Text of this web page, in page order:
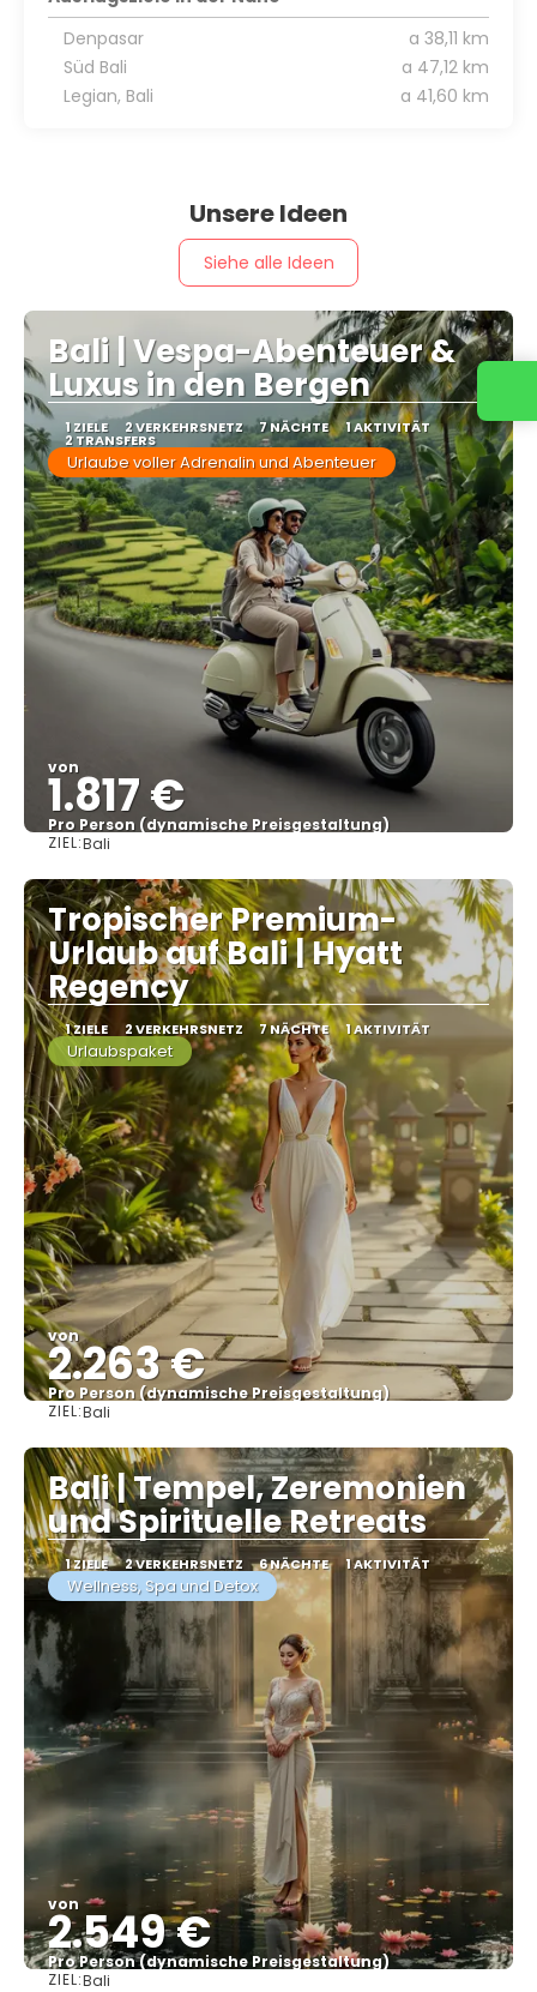
Denpasar
a 38,11 km
Süd Bali
a 47,12 km
Legian, Bali
a 41,60 km
Unsere Ideen
Siehe alle Ideen
Bali | Vespa-Abenteuer &
Luxus in den Bergen
1 ZIELE 2 VERKEHRSNETZ 7 NÄCHTE 1 AKTIVITÄT
2 TRANSFERS
Urlaube voller Adrenalin und Abenteuer
von
1.817 €
Pro Person (dynamische Preisgestaltung)
ZIEL:Bali
Tropischer Premium-
Urlaub auf Bali | Hyatt
Regency
1 ZIELE 2 VERKEHRSNETZ 7 NÄCHTE 1 AKTIVITÄT
Urlaubspaket
von
2.263 €
Pro Person (dynamische Preisgestaltung)
ZIEL:Bali
Bali | Tempel, Zeremonien
und Spirituelle Retreats
1 ZIELE 2 VERKEHRSNETZ 6 NÄCHTE 1 AKTIVITÄT
Wellness, Spa und Detox
von
2.549 €
Pro Person (dynamische Preisgestaltung)
ZIEL:Bali